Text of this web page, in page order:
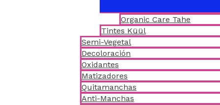
Organic Care Tahe
Tintes Küül
Semi-Vegetal
Decoloración
Oxidantes
Matizadores
Quitamanchas
Anti-Manchas